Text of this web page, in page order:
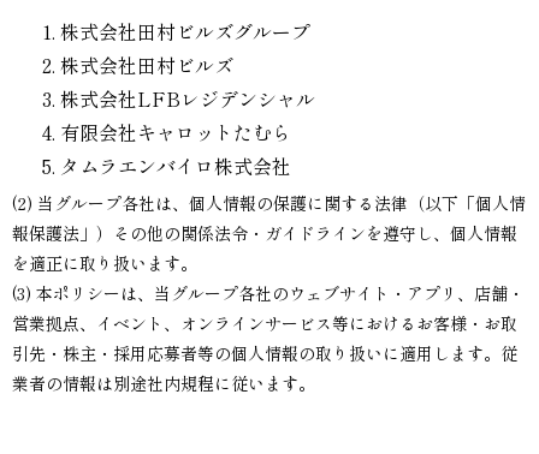
株式会社田村ビルズグループ
株式会社田村ビルズ
株式会社LFBレジデンシャル
有限会社キャロットたむら
タムラエンバイロ株式会社
(2) 当グループ各社は、個人情報の保護に関する法律（以下「個人情
報保護法」）その他の関係法令・ガイドラインを遵守し、個人情報
を適正に取り扱います。
(3) 本ポリシーは、当グループ各社のウェブサイト・アプリ、店舗・
営業拠点、イベント、オンラインサービス等におけるお客様・お取
引先・株主・採用応募者等の個人情報の取り扱いに適用します。従
業者の情報は別途社内規程に従います。